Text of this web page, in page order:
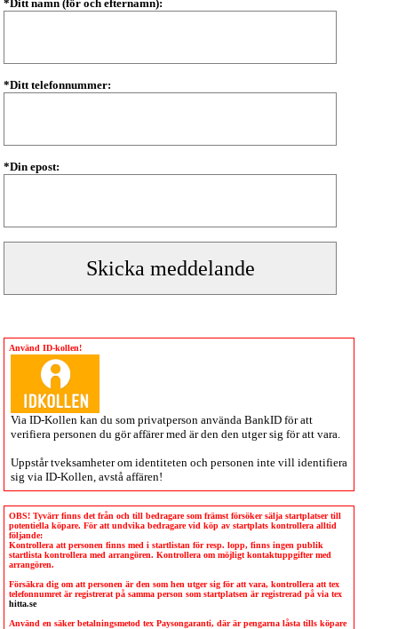
*Ditt namn (för och efternamn):
*Ditt telefonnummer:
*Din epost:
Använd ID-kollen!
Via ID-Kollen kan du som privatperson använda BankID för att
verifiera personen du gör affärer med är den den utger sig för att vara.
Uppstår tveksamheter om identiteten och personen inte vill identifiera
sig via ID-Kollen , avstå affären!
OBS! Tyvärr finns det från och till bedragare som främst försöker sälja startplatser till
potentiella köpare. För att undvika bedragare vid köp av startplats kontrollera alltid
följande:
Kontrollera att personen finns med i startlistan för resp. lopp, finns ingen publik
startlista kontrollera med arrangören. Kontrollera om möjligt kontaktuppgifter med
arrangören.
Försäkra dig om att personen är den som hen utger sig för att vara, kontrollera att tex
telefonnumret är registrerat på samma person som startplatsen är registrerad på via tex
hitta.se
Använd en säker betalningsmetod tex Paysongaranti, där är pengarna låsta tills köpare